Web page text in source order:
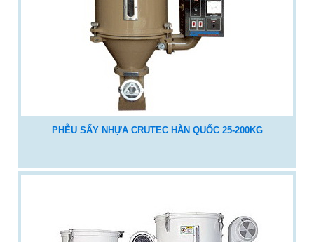
PHỄU SẤY NHỰA CRUTEC HÀN QUỐC 25-200KG